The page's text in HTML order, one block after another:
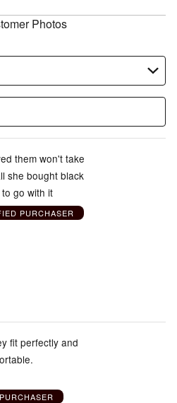
Photos
them won't take
she bought black
go with it
PURCHASER
fit perfectly and